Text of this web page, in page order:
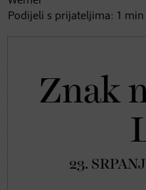
Podijeli s prijateljima: 1 min
23.
Znak